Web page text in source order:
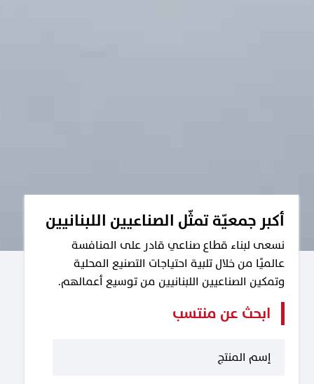
أكبر جمعيّة تمثّل الصناعيين اللبنانيين
نسعى لبناء قطاع صناعي قادر على المنافسة
عالميًا من خلال تلبية احتياجات التصنيع المحلية
وتمكين الصناعيين اللبنانيين من توسيع أعمالهم.
ابحث عن منتسب